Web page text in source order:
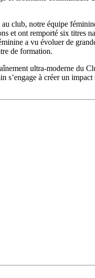
club, notre équipe
et ont remporté six
a vu évoluer de
de formation.
ultra-moderne du
à créer un